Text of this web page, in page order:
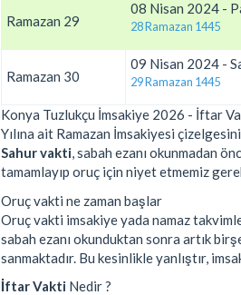
Ramazan 29
08 Nisan 2024 -
28 Ramazan 1445
Ramazan 30
09 Nisan 2024 -
29 Ramazan 1445
Konya Tuzlukçu İmsakiye 2026 - İftar
Yılına ait Ramazan İmsakiyesi
Sahur vakti, sabah ezanı okunmadan
tamamlayıp oruç için niyet etmemiz
Oruç vakti ne zaman başlar
Oruç vakti imsakiye yada namaz
sabah ezanı okunduktan sonra artık
sanmaktadır. Bu kesinlikle yanlıştır,
İftar Vakti Nedir ?